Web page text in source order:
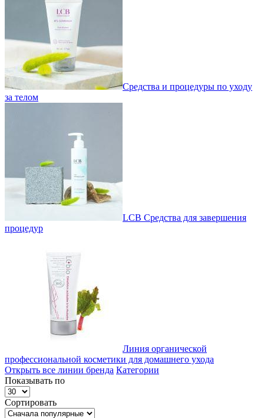
Средства и процедуры по уходу
за телом
LCB Средства для завершения
процедур
Линия органической
профессиональной косметики для домашнего ухода
Открыть все линии бренда Категории
Показывать по
Сортировать